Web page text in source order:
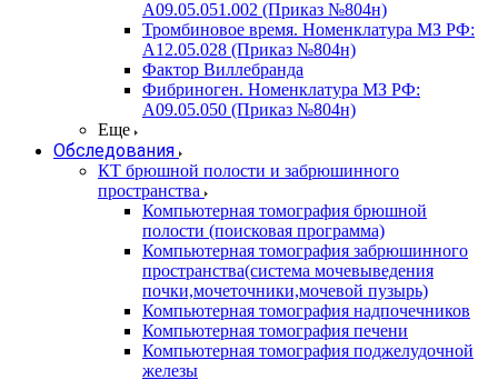
A09.05.051.002 (Приказ №804н)
Тромбиновое время. Номенклатура МЗ РФ:
A12.05.028 (Приказ №804н)
Фактор Виллебранда
Фибриноген. Номенклатура МЗ РФ:
A09.05.050 (Приказ №804н)
Еще
Обследования
КТ брюшной полости и забрюшинного
пространства
Компьютерная томография брюшной
полости (поисковая программа)
Компьютерная томография забрюшинного
пространства(система мочевыведения
почки,мочеточники,мочевой пузырь)
Компьютерная томография надпочечников
Компьютерная томография печени
Компьютерная томография поджелудочной
железы